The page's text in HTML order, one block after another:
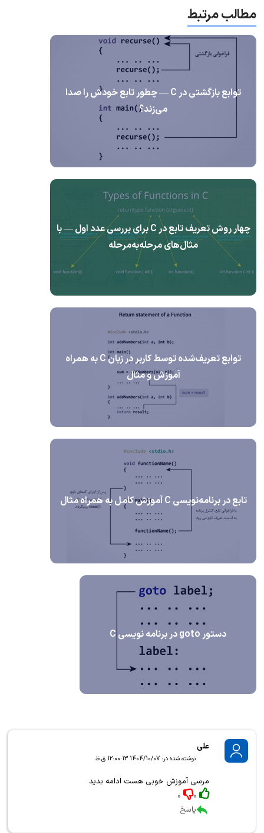
مطالب مرتبط
توابع بازگشتی در C — چطور تابع خودش را صدا
می‌زند؟
چهار روش تعریف تابع در C برای بررسی عدد اول — با
مثال‌های مرحله‌به‌مرحله
توابع تعریف‌شده توسط کاربر در زبان C به همراه
آموزش و مثال
تابع در برنامه‌نویسی C آموزش کامل به همراه مثال
دستور goto در برنامه نویسی C
علی
نوشته شده در: 1404/10/07 12:00:13 ق.ظ
مرسی آموزش خوبی هست ادامه بدید
0
0
پاسخ